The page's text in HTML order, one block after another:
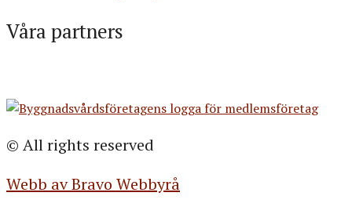
Våra partners
© All rights reserved
Webb av Bravo Webbyrå